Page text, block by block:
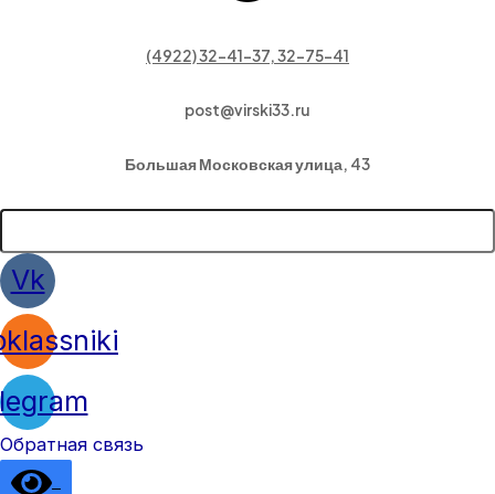
(4922) 32-41-37, 32-75-41
post@virski33.ru
Большая Московская улица, 43
Vk
Обратная связь